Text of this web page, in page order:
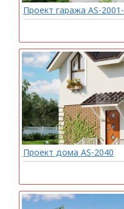
Проект гаража AS-
Проект дома AS-2040